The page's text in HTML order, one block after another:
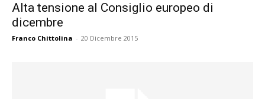
Alta tensione al Consiglio europeo di
dicembre
Franco Chittolina - 20 Dicembre 2015